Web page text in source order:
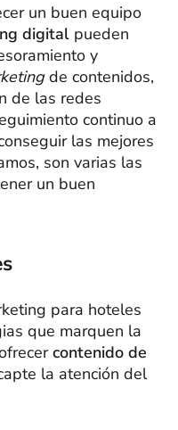
un buen equipo
digital pueden
y
de contenidos,
de las redes
continuo a
las mejores
son varias las
un buen
para hoteles
que marquen la
contenido de
la atención del